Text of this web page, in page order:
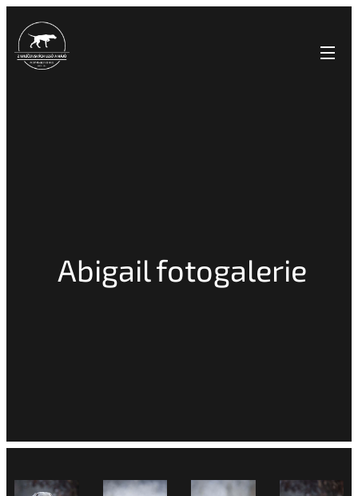
Abigail fotogalerie